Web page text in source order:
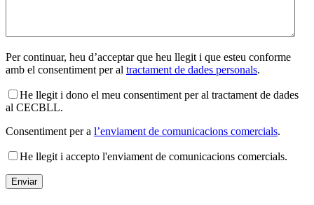
Per continuar, heu d’acceptar que heu llegit i que esteu conforme
amb el consentiment per al tractament de dades personals.
He llegit i dono el meu consentiment per al tractament de dades
al CECBLL.
Consentiment per a l’enviament de comunicacions comercials.
He llegit i accepto l'enviament de comunicacions comercials.